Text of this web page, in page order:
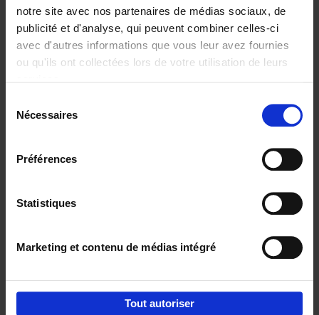
notre site avec nos partenaires de médias sociaux, de
publicité et d'analyse, qui peuvent combiner celles-ci
avec d'autres informations que vous leur avez fournies
ou qu'ils ont collectées lors de votre utilisation de leurs
Nécessaires
Préférences
Statistiques
Marketing et contenu de médias intégré
Tout autoriser
€37,50
Building Bonds = Building